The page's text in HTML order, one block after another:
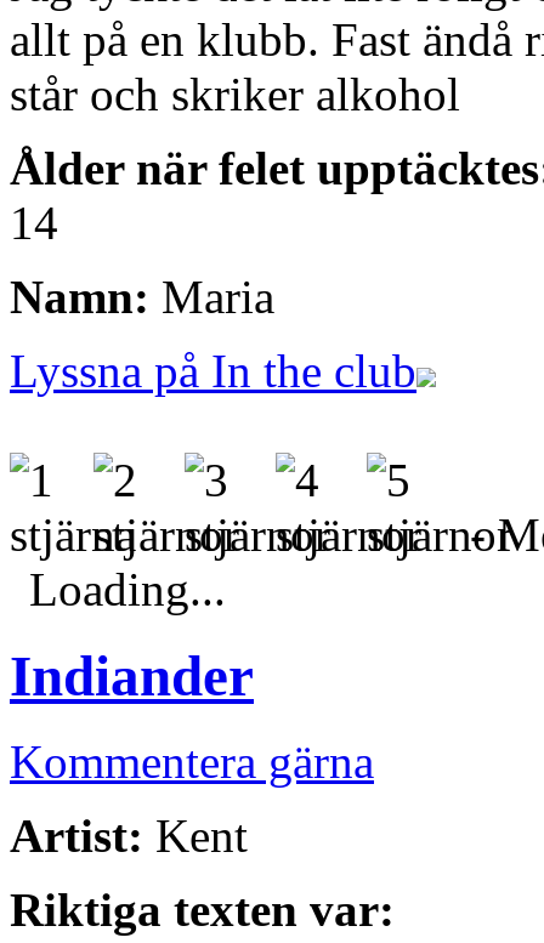
allt på en klubb. Fast ändå
står och skriker alkohol
Ålder när felet
14
Namn: Maria
Lyssna på In the club
-
Loading...
Indiander
Kommentera gärna
Artist: Kent
Riktiga texten var: